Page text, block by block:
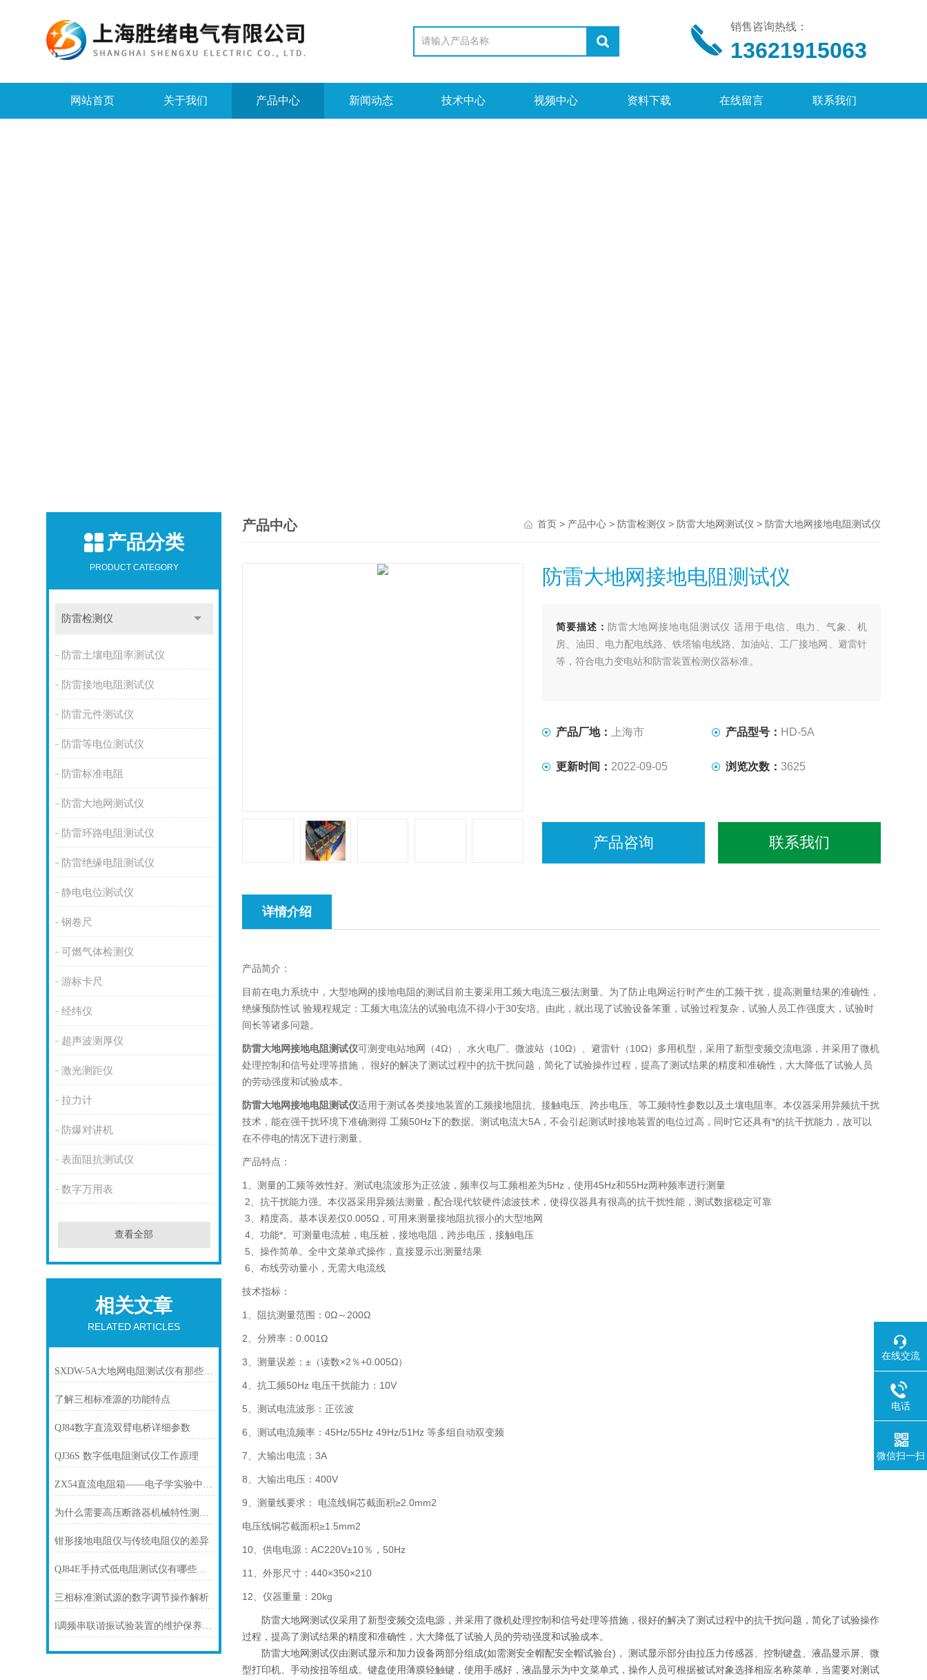
销售咨询热线：
13621915063
网站首页 关于我们 产品中心 新闻动态 技术中心 视频中心 资料下载 在线留言 联系我们
产品分类
PRODUCT CATEGORY
防雷检测仪
防雷土壤电阻率测试仪
防雷接地电阻测试仪
防雷元件测试仪
防雷等电位测试仪
防雷标准电阻
防雷大地网测试仪
防雷环路电阻测试仪
防雷绝缘电阻测试仪
静电电位测试仪
钢卷尺
可燃气体检测仪
游标卡尺
经纬仪
超声波测厚仪
激光测距仪
拉力计
防爆对讲机
表面阻抗测试仪
数字万用表
查看全部
相关文章
RELATED ARTICLES
SXDW-5A大地网电阻测试仪有那些特点？
了解三相标准源的功能特点
QJ84数字直流双臂电桥详细参数
QJ36S 数字低电阻测试仪工作原理
ZX54直流电阻箱——电子学实验中的工具
为什么需要高压断路器机械特性测试仪？
钳形接地电阻仪与传统电阻仪的差异
QJ84E手持式低电阻测试仪有哪些特点
三相标准测试源的数字调节操作解析
l调频串联谐振试验装置的维护保养方法
产品中心 首页> 产品中心> 防雷检测仪 > 防雷大地网测试仪 > 防雷大地网接地电阻测试仪
防雷大地网接地电阻测试仪
简要描述： 防雷大地网接地电阻测试仪 适用于电信、电力、气象、机
房、油田、电力配电线路、铁塔输电线路、加油站、工厂接地网、避雷针
等，符合电力变电站和防雷装置检测仪器标准。
产品厂地： 上海市 产品型号： HD-5A
更新时间： 2022-09-05 浏览次数： 3625
产品咨询 联系我们
详情介绍
产品简介：
目前在电力系统中，大型地网的接地电阻的测试目前主要采用工频大电流三极法测量。为了防止电网运行时产生的工频干扰，提高测量结果的准确性，
绝缘预防性试 验规程规定：工频大电流法的试验电流不得小于30安培。由此，就出现了试验设备笨重，试验过程复杂，试验人员工作强度大，试验时
间长等诸多问题。
防雷大地网接地电阻测试仪可测变电站地网（4Ω）、水火电厂、微波站（10Ω）、避雷针（10Ω）多用机型，采用了新型变频交流电源，并采用了微机
处理控制和信号处理等措施， 很好的解决了测试过程中的抗干扰问题，简化了试验操作过程，提高了测试结果的精度和准确性，大大降低了试验人员
的劳动强度和试验成本。
防雷大地网接地电阻测试仪适用于测试各类接地装置的工频接地阻抗、接触电压、跨步电压、等工频特性参数以及土壤电阻率。本仪器采用异频抗干扰
技术，能在强干扰环境下准确测得 工频50Hz下的数据。测试电流大5A，不会引起测试时接地装置的电位过高，同时它还具有*的抗干扰能力，故可以
在不停电的情况下进行测量。
产品特点：
1、测量的工频等效性好。测试电流波形为正弦波，频率仅与工频相差为5Hz，使用45Hz和55Hz两种频率进行测量
2、抗干扰能力强。本仪器采用异频法测量，配合现代软硬件滤波技术，使得仪器具有很高的抗干扰性能，测试数据稳定可靠
3、精度高。基本误差仅0.005Ω，可用来测量接地阻抗很小的大型地网
4、功能*。可测量电流桩，电压桩，接地电阻，跨步电压，接触电压
5、操作简单。全中文菜单式操作，直接显示出测量结果
6、布线劳动量小，无需大电流线
技术指标：
1、阻抗测量范围：0Ω～200Ω
2、分辨率：0.001Ω
3、测量误差：±（读数×2％+0.005Ω）
4、抗工频50Hz 电压干扰能力：10V
5、测试电流波形：正弦波
6、测试电流频率：45Hz/55Hz 49Hz/51Hz 等多组自动双变频
7、大输出电流：3A
8、大输出电压：400V
9、测量线要求： 电流线铜芯截面积≥2.0mm2
电压线铜芯截面积≥1.5mm2
10、供电电源：AC220V±10％，50Hz
11、外形尺寸：440×350×210
12、仪器重量：20kg
防雷大地网测试仪采用了新型变频交流电源，并采用了微机处理控制和信号处理等措施，很好的解决了测试过程中的抗干扰问题，简化了试验操作
过程，提高了测试结果的精度和准确性，大大降低了试验人员的劳动强度和试验成本。
防雷大地网测试仪由测试显示和加力设备两部分组成(如需测安全帽配安全帽试验台)， 测试显示部分由拉压力传感器、控制键盘、液晶显示屏、微
型打印机、手动按扭等组成。键盘使用薄膜轻触键，使用手感好，液晶显示为中文菜单式，操作人员可根据被试对象选择相应名称菜单，当需要对测试
在线交流
电话
微信扫一扫